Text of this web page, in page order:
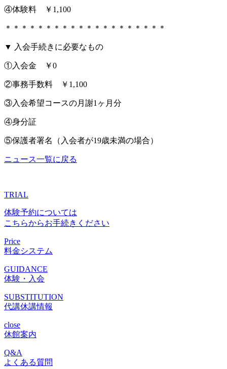
④体験料 ￥1,100
＊＊＊＊＊＊＊＊＊＊＊＊＊＊＊＊＊＊＊＊
▼ 入会手続きに必要なもの
①入会金 ￥0
②事務手数料 ￥1,100
③入会希望コースの月謝1ヶ月分
④身分証
⑤保護者署名（入会者が19歳未満の場合）
ニュース一覧に戻る
TRIAL
体験予約については
こちらからお手続きください
Price
料金システム
GUIDANCE
体験・入会
SUBSTITUTION
代講休講情報
close
休館案内
Q&A
よくある質問